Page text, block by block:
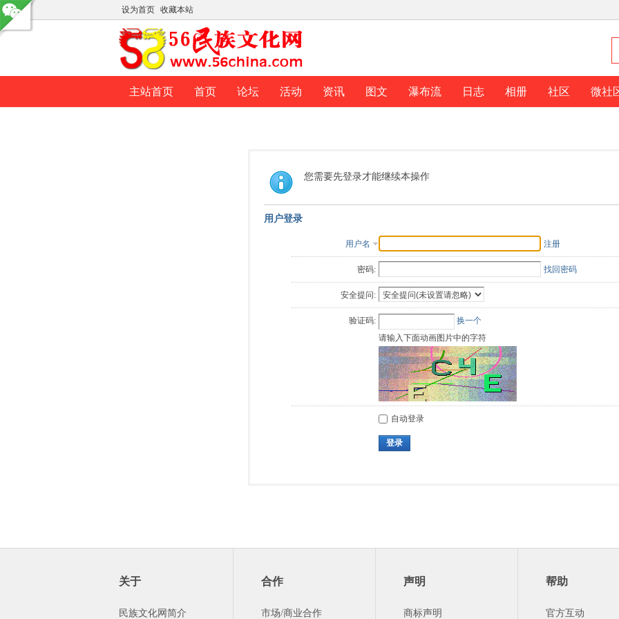
设为首页 收藏本站
主站首页 首页 论坛 活动 资讯 图文 瀑布流 日志 相册 社区 微社
您需要先登录才能继续本操作
用户登录
用户名 注册
密码: 找回密码
安全提问:
验证码:
换一个
请输入下面动画图片中的字符
自动登录
登录
关于
民族文化网简介
合作
市场/商业合作
声明
商标声明
帮助
官方互动